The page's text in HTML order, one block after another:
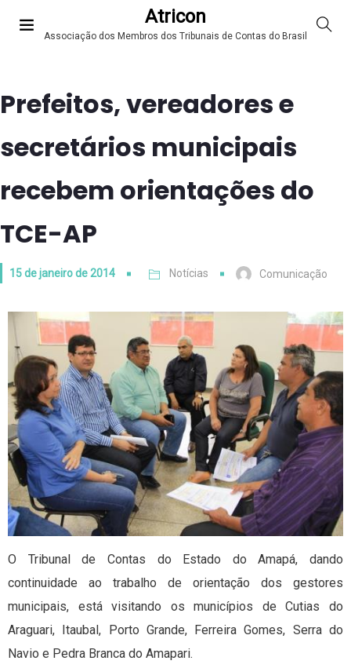
Atricon
Associação dos Membros dos Tribunais de Contas do Brasil
Prefeitos, vereadores e
secretários municipais
recebem orientações do
TCE-AP
15 de janeiro de 2014 Notícias Comunicação
O Tribunal de Contas do Estado do Amapá, dando
continuidade ao trabalho de orientação dos gestores
municipais, está visitando os municípios de Cutias do
Araguari, Itaubal, Porto Grande, Ferreira Gomes, Serra do
Navio e Pedra Branca do Amapari.